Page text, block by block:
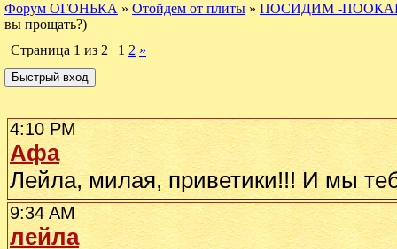
Форум ОГОНЬКА » Отойдем от плиты » ПОСИДИМ -
вы прощать?)
Страница 1 из 2 1 2 »